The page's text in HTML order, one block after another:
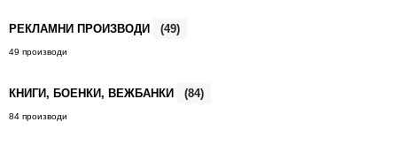
РЕКЛАМНИ ПРОИЗВОДИ (49)
49 производи
КНИГИ, БОЕНКИ, ВЕЖБАНКИ (84)
84 производи